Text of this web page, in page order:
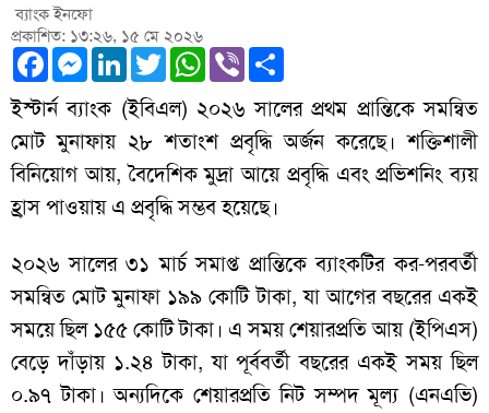
ব্যাংক ইনফো
প্রকাশিত: ১৩:২৬, ১৫ মে ২০২৬
Facebook
Messenger
LinkedIn
TwitterWhatsApp
Viber
ইস্টার্ন ব্যাংক (ইবিএল) ২০২৬ সালের প্রথম প্রান্তিকে সমন্বিত
মোট মুনাফায় ২৮ শতাংশ প্রবৃদ্ধি অর্জন করেছে। শক্তিশালী
বিনিয়োগ আয়, বৈদেশিক মুদ্রা আয়ে প্রবৃদ্ধি এবং প্রভিশনিং ব্যয়
হ্রাস পাওয়ায় এ প্রবৃদ্ধি সম্ভব হয়েছে।
২০২৬ সালের ৩১ মার্চ সমাপ্ত প্রান্তিকে ব্যাংকটির কর-পরবর্তী
সমন্বিত মোট মুনাফা ১৯৯ কোটি টাকা, যা আগের বছরের একই
সময়ে ছিল ১৫৫ কোটি টাকা। এ সময় শেয়ারপ্রতি আয় (ইপিএস)
বেড়ে দাঁড়ায় ১.২৪ টাকা, যা পূর্ববর্তী বছরের একই সময় ছিল
০.৯৭ টাকা। অন্যদিকে শেয়ারপ্রতি নিট সম্পদ মূল্য (এনএভি)